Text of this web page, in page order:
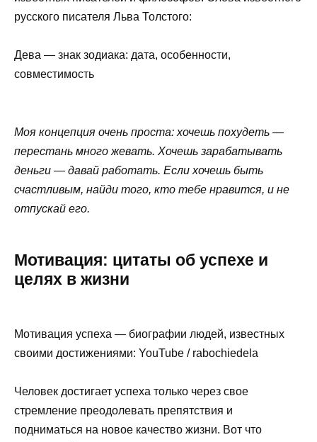
русского писателя Льва Толстого:
Дева — знак зодиака: дата, особенности,
совместимость
Моя концепция очень проста: хочешь похудеть —
перестань много жевать. Хочешь зарабатывать
деньги — давай работать. Если хочешь быть
счастливым, найди того, кто тебе нравится, и не
отпускай его.
Мотивация: цитаты об успехе и
целях в жизни
Мотивация успеха — биографии людей, известных
своими достижениями: YouTube / rabochiedela
Человек достигает успеха только через свое
стремление преодолевать препятствия и
подниматься на новое качество жизни. Вот что